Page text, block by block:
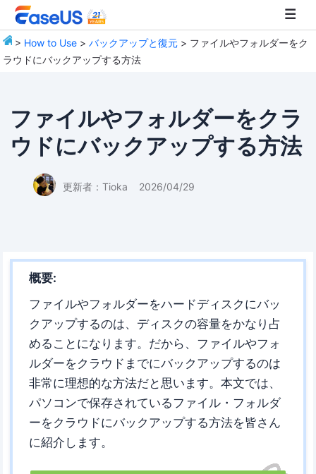
> How to Use >バックアップと復元 > ファイルやフォルダーをク
ラウドにバックアップする方法
ファイルやフォルダーをクラ
ウドにバックアップする方法
更新者： Tioka 2026/04/29
概要:
ファイルやフォルダーをハードディスクにバッ
クアップするのは、ディスクの容量をかなり占
めることになります。だから、ファイルやフォ
ルダーをクラウドまでにバックアップするのは
非常に理想的な方法だと思います。本文では、
パソコンで保存されているファイル・フォルダ
ーをクラウドにバックアップする方法を皆さん
に紹介します。